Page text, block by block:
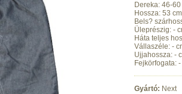
Dereka: 46-
Hossza: 53 cm
Bels?
Üleprészig: -
Háta teljes
Vállaszéle: -
Ujjahossza: -
Fejkörfogata:
Gyártó: Next